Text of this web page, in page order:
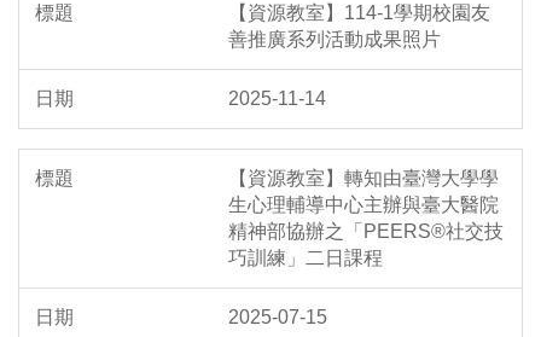
【資源教室】114-1學期校園友
善推廣系列活動成果照片
2025-11-14
【資源教室】轉知由臺灣大學學
生心理輔導中心主辦與臺大醫院
精神部協辦之「PEERS®社交技
巧訓練」二日課程
2025-07-15